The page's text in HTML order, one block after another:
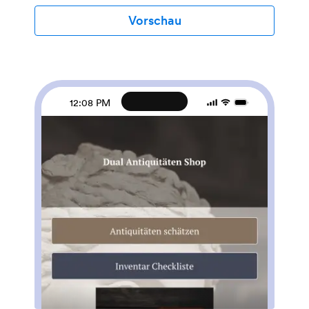
Verfügung. Die Anpassung dieser Tagesbericht-App ist
ganz einfach. Mit dem Drag & Drop-App-Generator
vornehmen, ohne dass Programmierkenntnisse
erforderlich sind. Und wenn Sie Berichte an andere
Plattformen senden möchten, können Sie dies mit
Vorschau
12:08 PM